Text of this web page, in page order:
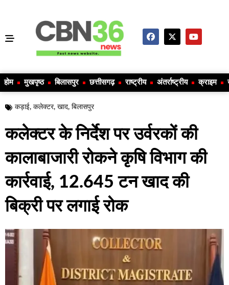
होम मुखपृष्ठ बिलासपुर छत्तीसगढ़ राष्ट्रीय अंतर्राष्ट्रीय क्राइम
कड़ाई, कलेक्टर, खाद, बिलासपुर
कलेक्टर के निर्देश पर उर्वरकों की
कालाबाजारी रोकने कृषि विभाग की
कार्रवाई, 12.645 टन खाद की
बिक्री पर लगाई रोक